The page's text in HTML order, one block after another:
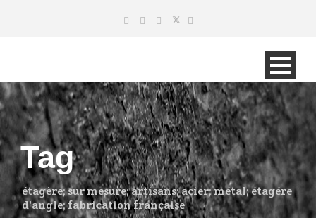
Tag
étagère; sur mesure; artisans; acier; métal; étagére
d'angle; fabrication française